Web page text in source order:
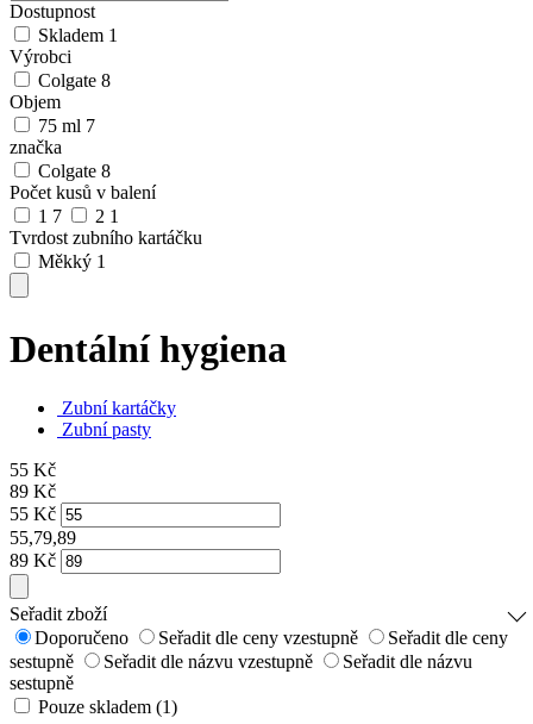
Dostupnost
Skladem 1
Výrobci
Colgate 8
Objem
75 ml 7
značka
Colgate 8
Počet kusů v balení
1 7 2 1
Tvrdost zubního kartáčku
Měkký 1
Dentální hygiena
Zubní kartáčky
Zubní pasty
55 Kč
89 Kč
55 Kč
55,79,89
89 Kč
Seřadit zboží
Doporučeno
Seřadit dle ceny vzestupně
Seřadit dle ceny
sestupně
Seřadit dle názvu vzestupně
Seřadit dle názvu
sestupně
Pouze skladem (1)